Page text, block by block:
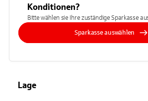
Konditionen?
Bitte wählen sie Ihre zuständige Sparkasse
Sparkasse auswählen
Lage